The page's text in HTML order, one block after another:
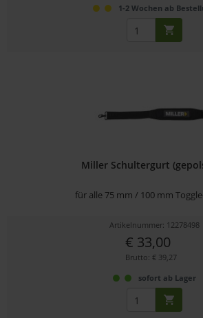
1-2 Wochen ab
Miller Schultergurt
für alle 75 mm / 100 mm
Artikelnummer: 12278498
€ 33,00
Brutto: € 39,27
sofort ab Lager